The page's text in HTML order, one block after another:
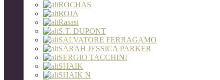
ROCHAS
ROJA
Rasasi
S.T. DUPONT
SALVATORE FERRAGAMO
SARAH JESSICA PARKER
SERGIO TACCHINI
SHAIK
SHAIK N